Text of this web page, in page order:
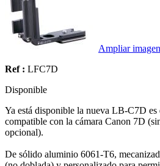
Ampliar imagen
Ref : LFC7D
Disponible
Ya está disponible la nueva LB-C7D es
compatible con la cámara Canon 7D (
opcional).
De sólido aluminio 6061-T6,